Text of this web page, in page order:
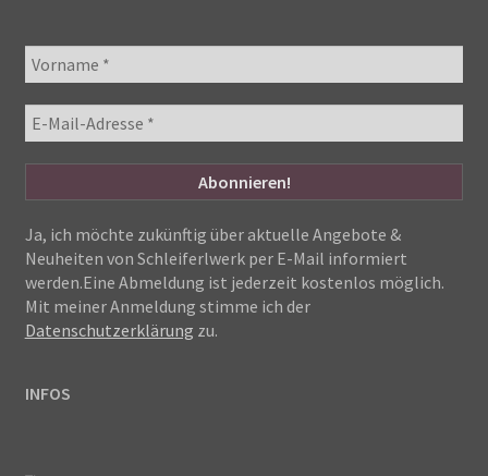
Ja, ich möchte zukünftig über aktuelle Angebote &
Neuheiten von Schleiferlwerk per E-Mail informiert
werden.Eine Abmeldung ist jederzeit kostenlos möglich.
Mit meiner Anmeldung stimme ich der
Datenschutzerklärung zu.
INFOS